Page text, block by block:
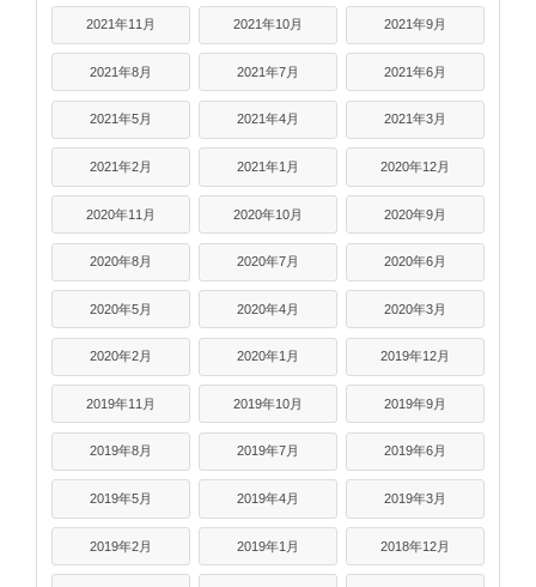
2021年11月 2021年10月 2021年9月
2021年8月 2021年7月 2021年6月
2021年5月 2021年4月 2021年3月
2021年2月 2021年1月 2020年12月
2020年11月 2020年10月 2020年9月
2020年8月 2020年7月 2020年6月
2020年5月 2020年4月 2020年3月
2020年2月 2020年1月 2019年12月
2019年11月 2019年10月 2019年9月
2019年8月 2019年7月 2019年6月
2019年5月 2019年4月 2019年3月
2019年2月 2019年1月 2018年12月